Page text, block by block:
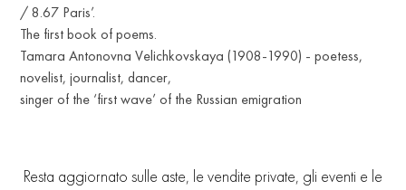
/ 8.67 Paris’.
The first book of poems.
Tamara Antonovna Velichkovskaya (1908-1990) - poetess,
novelist, journalist, dancer,
singer of the ‘first wave’ of the Russian emigration
Resta aggiornato sulle aste, le vendite private, gli eventi e le